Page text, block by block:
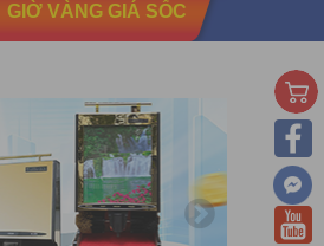
GIỜ VÀNG GIÁ SỐC